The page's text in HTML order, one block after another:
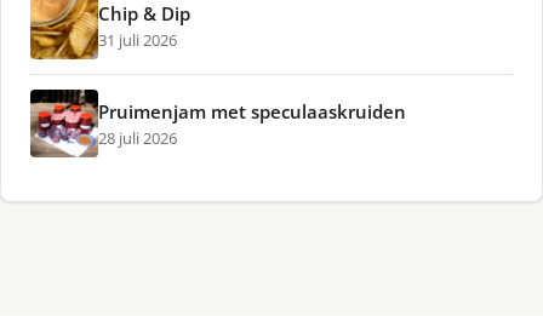
Chip & Dip
31 juli 2026
Pruimenjam met speculaaskruiden
28 juli 2026